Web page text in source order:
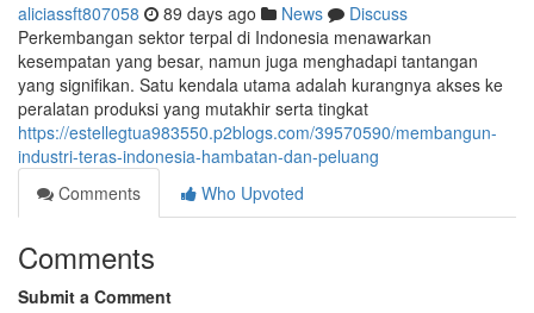
aliciassft807058 89 days ago News
Discuss
Perkembangan sektor terpal di Indonesia menawarkan
kesempatan yang besar, namun juga menghadapi tantangan
yang signifikan. Satu kendala utama adalah kurangnya akses ke
peralatan produksi yang mutakhir serta tingkat
https://estellegtua983550.p2blogs.com/39570590/membangun-
industri-teras-indonesia-hambatan-dan-peluang
Comments
Who Upvoted
Comments
Submit a Comment